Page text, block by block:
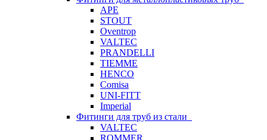
APE
STOUT
Oventrop
VALTEC
PRANDELLI
TIEMME
HENCO
Comisa
UNI-FITT
Imperial
Фитинги для труб из стали
VALTEC
ROMMER